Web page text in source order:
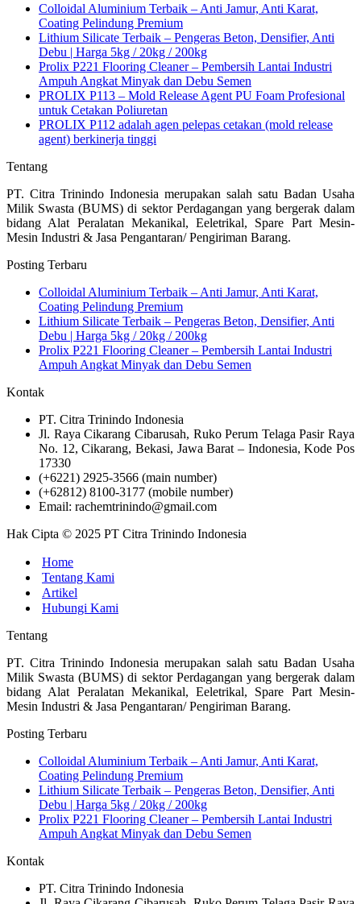
Colloidal Aluminium Terbaik – Anti Jamur, Anti Karat,
Coating Pelindung Premium
Lithium Silicate Terbaik – Pengeras Beton, Densifier, Anti
Debu | Harga 5kg / 20kg / 200kg
Prolix P221 Flooring Cleaner – Pembersih Lantai Industri
Ampuh Angkat Minyak dan Debu Semen
PROLIX P113 – Mold Release Agent PU Foam Profesional
untuk Cetakan Poliuretan
PROLIX P112 adalah agen pelepas cetakan (mold release
agent) berkinerja tinggi
Tentang
PT. Citra Trinindo Indonesia merupakan salah satu Badan Usaha
Milik Swasta (BUMS) di sektor Perdagangan yang bergerak dalam
bidang Alat Peralatan Mekanikal, Eeletrikal, Spare Part Mesin-
Mesin Industri & Jasa Pengantaran/ Pengiriman Barang.
Posting Terbaru
Colloidal Aluminium Terbaik – Anti Jamur, Anti Karat,
Coating Pelindung Premium
Lithium Silicate Terbaik – Pengeras Beton, Densifier, Anti
Debu | Harga 5kg / 20kg / 200kg
Prolix P221 Flooring Cleaner – Pembersih Lantai Industri
Ampuh Angkat Minyak dan Debu Semen
Kontak
PT. Citra Trinindo Indonesia
Jl. Raya Cikarang Cibarusah, Ruko Perum Telaga Pasir Raya
No. 12, Cikarang, Bekasi, Jawa Barat – Indonesia, Kode Pos
17330
(+6221) 2925-3566 (main number)
(+62812) 8100-3177 (mobile number)
Email: rachemtrinindo@gmail.com
Hak Cipta © 2025 PT Citra Trinindo Indonesia
Home
Tentang Kami
Artikel
Hubungi Kami
Tentang
PT. Citra Trinindo Indonesia merupakan salah satu Badan Usaha
Milik Swasta (BUMS) di sektor Perdagangan yang bergerak dalam
bidang Alat Peralatan Mekanikal, Eeletrikal, Spare Part Mesin-
Mesin Industri & Jasa Pengantaran/ Pengiriman Barang.
Posting Terbaru
Colloidal Aluminium Terbaik – Anti Jamur, Anti Karat,
Coating Pelindung Premium
Lithium Silicate Terbaik – Pengeras Beton, Densifier, Anti
Debu | Harga 5kg / 20kg / 200kg
Prolix P221 Flooring Cleaner – Pembersih Lantai Industri
Ampuh Angkat Minyak dan Debu Semen
Kontak
PT. Citra Trinindo Indonesia